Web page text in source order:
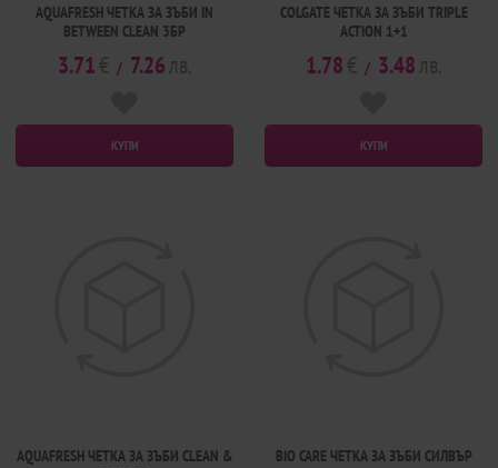
AQUAFRESH ЧЕТКА ЗА ЗЪБИ IN
BETWEEN CLEAN 3БР
3.71 / 7.26
КУПИ
COLGATE ЧЕТКА ЗА ЗЪБИ TRIPLE
ACTION 1+1
1.78 / 3.48
КУПИ
AQUAFRESH ЧЕТКА ЗА ЗЪБИ CLEAN &
BIO CARE ЧЕТКА ЗА ЗЪБИ СИЛВЪР